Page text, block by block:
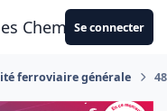
CheminotsSe connecter
ferroviaire générale